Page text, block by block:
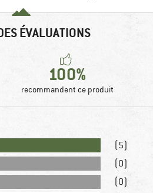
ÉVALUATIONS
100%
recommandent ce produit
(5)
(0)
(0)